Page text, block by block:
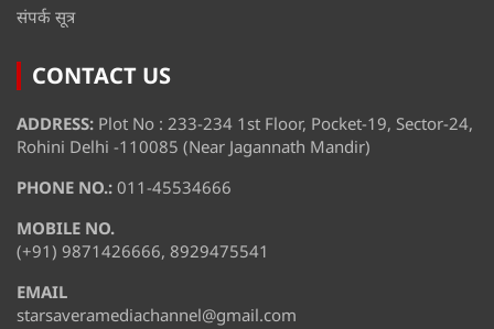
संपर्क सूत्र
CONTACT US
ADDRESS: Plot No : 233-234 1st Floor, Pocket-19, Sector-24,
Rohini Delhi -110085 (Near Jagannath Mandir)
PHONE NO.: 011-45534666
MOBILE NO.
(+91) 9871426666, 8929475541
EMAIL
starsaveramediachannel@gmail.com